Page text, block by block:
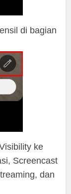
di bagian
ke
Screencast
dan